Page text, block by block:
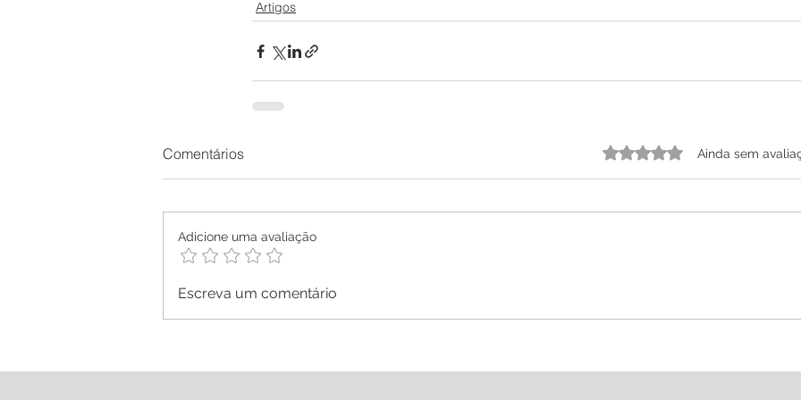
Artigos
Comentários Avaliado com 0 de 5 estrelas.
Ainda sem
Adicione uma avaliação
Escreva um comentário